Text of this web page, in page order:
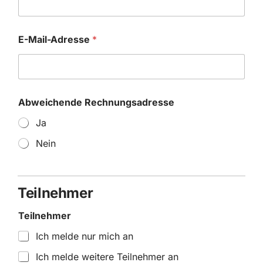
E-Mail-Adresse *
Abweichende Rechnungsadresse
Ja
Nein
n
r
e
e
*
f
ü
r
Teilnehmer
Teilnehmer
Ich melde nur mich an
Ich melde weitere Teilnehmer an